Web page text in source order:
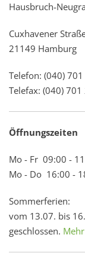
Hausbruch-
Cuxhavener
21149 Hamburg
Telefon: (040)
Telefax: (040) 701
Öffnungszeiten
Mo - Fr 09:00 -
Mo - Do 16:00 -
Sommerferien:
vom 13.07. bis
geschlossen. Mehr